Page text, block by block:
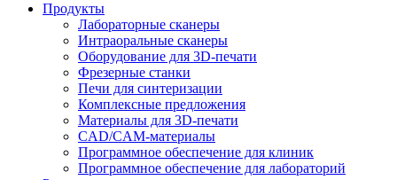
Продукты
Лабораторные сканеры
Интраоральные сканеры
Оборудование для 3D-печати
Фрезерные станки
Печи для синтеризации
Комплексные предложения
Материалы для 3D-печати
CAD/CAM-материалы
Программное обеспечение для клиник
Программное обеспечение для лабораторий